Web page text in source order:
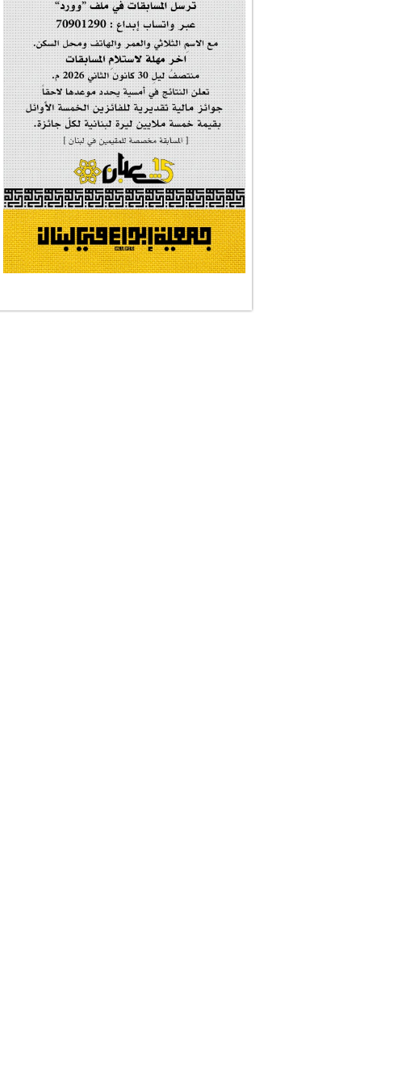
مولد السيدة #الز�...
#أم_الشهداء
#النجم_الثاقب
#الصديقة_الشهيدة
#على_اُهبة_الدم
ركن الخط العربي